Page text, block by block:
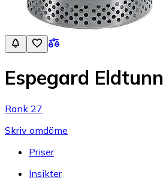
Espegard
Rank 27
Skriv omdöme
Priser
Insikter